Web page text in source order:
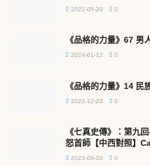
2022-05-20 0
《品格的力量》67 男
2024-01-12 0
《品格的力量》14 民
2022-12-23 0
《七真史傳》：第九
怒首師【中西對照】
2023-09-20 0